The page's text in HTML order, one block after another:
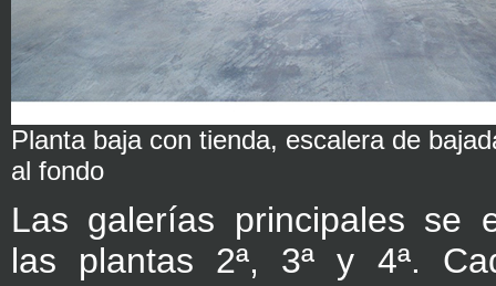
Planta baja con tienda, escalera de
al fondo
Las galerías principales se
las plantas 2ª, 3ª y 4ª.